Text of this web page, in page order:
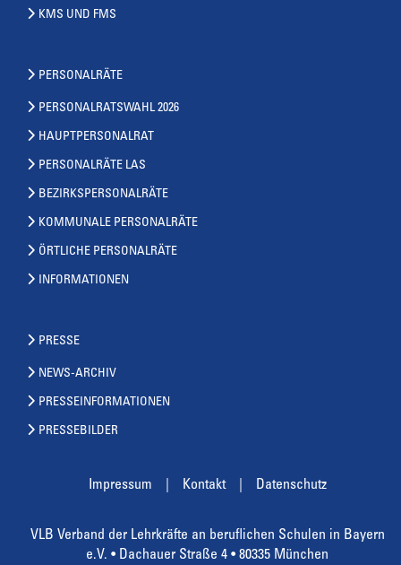
KMS UND FMS
PERSONALRÄTE
PERSONALRATSWAHL 2026
HAUPTPERSONALRAT
PERSONALRÄTE LAS
BEZIRKSPERSONALRÄTE
KOMMUNALE PERSONALRÄTE
ÖRTLICHE PERSONALRÄTE
INFORMATIONEN
PRESSE
NEWS-ARCHIV
PRESSEINFORMATIONEN
PRESSEBILDER
Impressum Kontakt Datenschutz
VLB Verband der Lehrkräfte an beruflichen Schulen in Bayern
e.V. • Dachauer Straße 4 • 80335 München